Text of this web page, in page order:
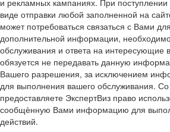
виде отправки любой заполненной на
может потребоваться связаться с Вами
дополнительной информации,
обслуживания и ответа на интересующие
обязуется не передавать данную
Вашего разрешения, за исключением
для выполнения вашего обслуживания.
предоставляете ЭкспертВиз право
сообщѐнную Вами информацию для
действий.